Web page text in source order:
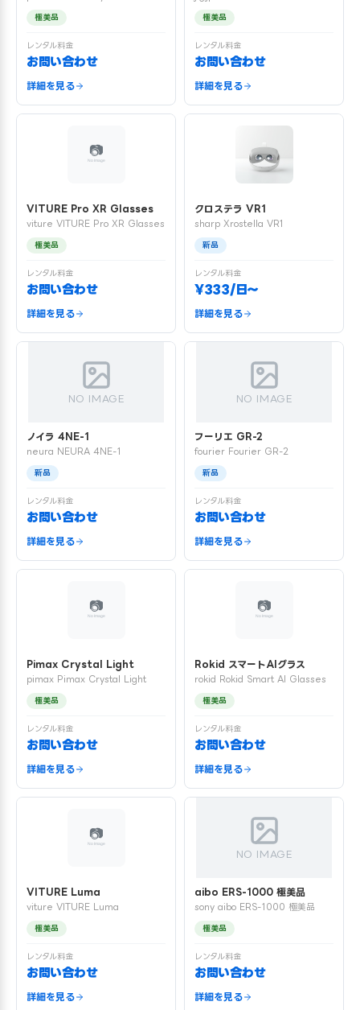
極美品
レンタル料金
お問い合わせ
詳細を見る
極美品
レンタル料金
お問い合わせ
詳細を見る
VITURE Pro XR Glasses
viture VITURE Pro XR Glasses
極美品
レンタル料金
お問い合わせ
詳細を見る
クロステラ VR1
sharp Xrostella VR1
新品
レンタル料金
¥333/日〜
詳細を見る
NO IMAGE
ノイラ 4NE-1
neura NEURA 4NE-1
新品
レンタル料金
お問い合わせ
詳細を見る
NO IMAGE
フーリエ GR-2
fourier Fourier GR-2
新品
レンタル料金
お問い合わせ
詳細を見る
Pimax Crystal Light
pimax Pimax Crystal Light
極美品
レンタル料金
お問い合わせ
詳細を見る
Rokid スマートAIグラス
rokid Rokid Smart AI Glasses
極美品
レンタル料金
お問い合わせ
詳細を見る
VITURE Luma
viture VITURE Luma
極美品
レンタル料金
お問い合わせ
詳細を見る
NO IMAGE
aibo ERS-1000 極美品
sony aibo ERS-1000 極美品
極美品
レンタル料金
お問い合わせ
詳細を見る